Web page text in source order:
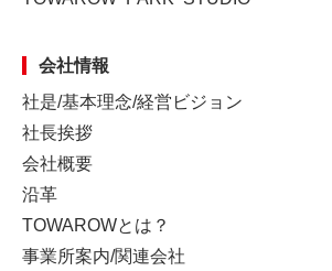
会社情報
社是/基本理念/経営ビジョン
社長挨拶
会社概要
沿革
TOWAROWとは？
事業所案内/関連会社